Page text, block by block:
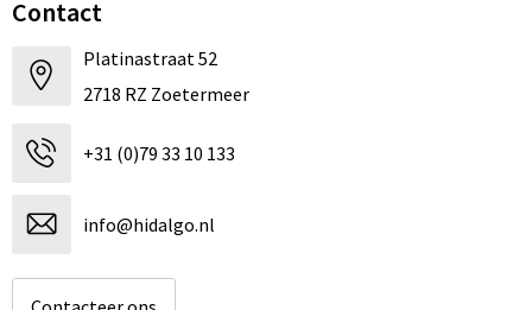
Contact
Platinastraat 52
2718 RZ Zoetermeer
+31 (0)79 33 10 133
info@hidalgo.nl